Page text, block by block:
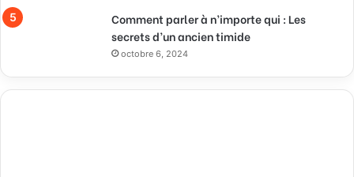
Comment parler à n’importe qui : Les
secrets d’un ancien timide
octobre 6, 2024